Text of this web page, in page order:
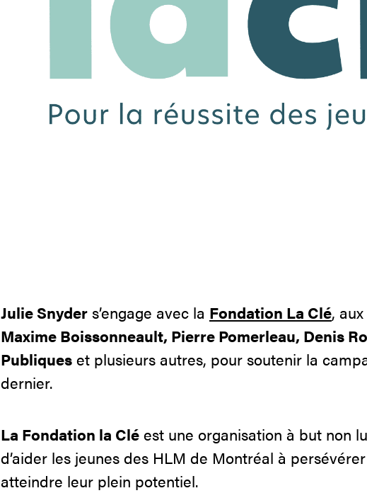
Julie Snyders’engage avec la Fondation La Clé,
Maxime Boissonneault, Pierre Pomerleau, Denis
Publiqueset plusieurs autres, pour soutenir la
dernier.
La Fondation la Cléest une organisation à but non
d’aider les jeunes des HLM de Montréal à
atteindre leur plein potentiel.